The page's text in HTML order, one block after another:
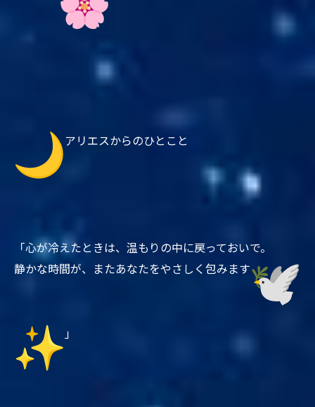
アリエスからのひとこと
「心が冷えたときは、温もりの中に戻っておいで。
静かな時間が、またあなたをやさしく包みます
」